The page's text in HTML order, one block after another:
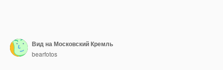
Вид на Московский Кремль
bearfotos